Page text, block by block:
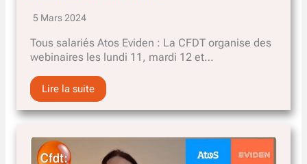
5 Mars 2024
Tous salariés Atos Eviden : La CFDT organise des
webinaires les lundi 11, mardi 12 et…
Lire la suite